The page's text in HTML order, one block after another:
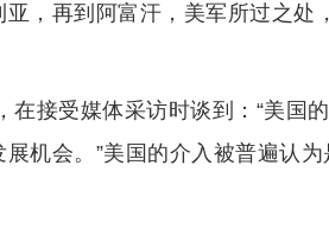
，再到阿富汗，美军所过之处
在接受媒体采访时谈到：“美国
机会。”美国的介入被普遍认